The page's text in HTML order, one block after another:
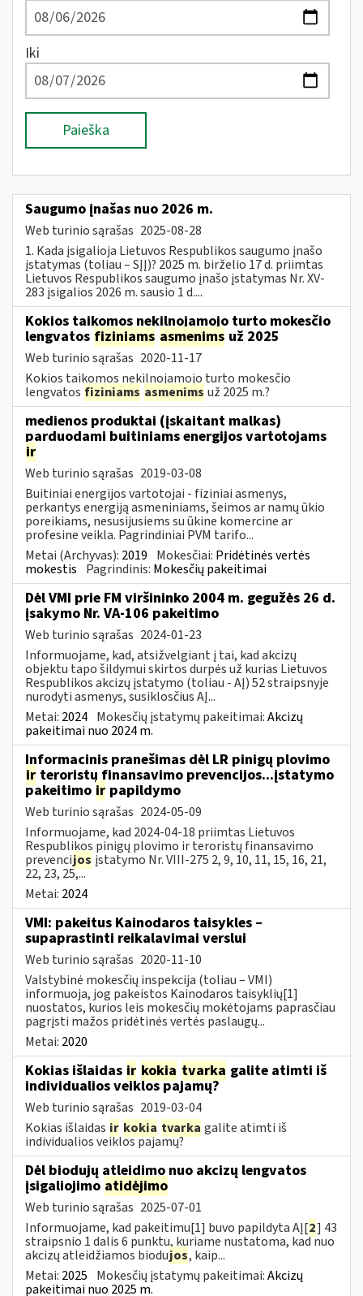
Iki
Paieška
Saugumo įnašas nuo 2026 m.
Web turinio sąrašas 2025-08-28
1. Kada įsigalioja Lietuvos Respublikos saugumo įnašo
įstatymas (toliau – SĮĮ)? 2025 m. birželio 17 d. priimtas
Lietuvos Respublikos saugumo įnašo įstatymas Nr. XV-
283 įsigalios 2026 m. sausio 1 d....
Kokios taikomos nekilnojamojo turto mokesčio
lengvatos fiziniams asmenims už 2025
Web turinio sąrašas 2020-11-17
Kokios taikomos nekilnojamojo turto mokesčio
lengvatos fiziniams asmenims už 2025 m.?
medienos produktai (įskaitant malkas)
parduodami buitiniams energijos vartotojams
ir
Web turinio sąrašas 2019-03-08
Buitiniai energijos vartotojai - fiziniai asmenys,
perkantys energiją asmeniniams, šeimos ar namų ūkio
poreikiams, nesusijusiems su ūkine komercine ar
profesine veikla. Pagrindiniai PVM tarifo...
Metai (Archyvas): 2019 Mokesčiai: Pridėtinės vertės
mokestis Pagrindinis: Mokesčių pakeitimai
Dėl VMI prie FM viršininko 2004 m. gegužės 26 d.
įsakymo Nr. VA-106 pakeitimo
Web turinio sąrašas 2024-01-23
Informuojame, kad, atsižvelgiant į tai, kad akcizų
objektu tapo šildymui skirtos durpės už kurias Lietuvos
Respublikos akcizų įstatymo (toliau - AĮ) 52 straipsnyje
nurodyti asmenys, susiklosčius AĮ...
Metai: 2024 Mokesčių įstatymų pakeitimai:Akcizų
pakeitimai nuo 2024 m.
Informacinis pranešimas dėl LR pinigų plovimo
ir teroristų finansavimo prevencijos...įstatymo
pakeitimo ir papildymo
Web turinio sąrašas 2024-05-09
Informuojame, kad 2024-04-18 priimtas Lietuvos
Respublikos pinigų plovimo ir teroristų finansavimo
prevencijos įstatymo Nr. VIII-275 2, 9, 10, 11, 15, 16, 21,
22, 23, 25,...
Metai: 2024
VMI: pakeitus Kainodaros taisykles –
supaprastinti reikalavimai verslui
Web turinio sąrašas 2020-11-10
Valstybinė mokesčių inspekcija (toliau – VMI)
informuoja, jog pakeistos Kainodaros taisyklių[1]
nuostatos, kurios leis mokesčių mokėtojams paprasčiau
pagrįsti mažos pridėtinės vertės paslaugų...
Metai: 2020
Kokias išlaidas ir kokia tvarka galite atimti iš
individualios veiklos pajamų?
Web turinio sąrašas 2019-03-04
Kokias išlaidas ir kokia tvarka galite atimti iš
individualios veiklos pajamų?
Dėl biodujų atleidimo nuo akcizų lengvatos
įsigaliojimo atidėjimo
Web turinio sąrašas 2025-07-01
Informuojame, kad pakeitimu[1] buvo papildyta AĮ[2] 43
straipsnio 1 dalis 6 punktu, kuriame nustatoma, kad nuo
akcizų atleidžiamos biodujos, kaip...
Metai: 2025 Mokesčių įstatymų pakeitimai:Akcizų
pakeitimai nuo 2025 m.